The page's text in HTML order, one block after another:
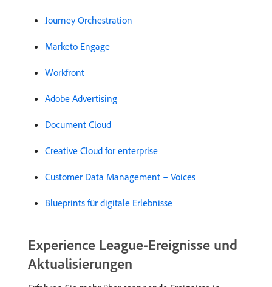
Journey Orchestration
Marketo Engage
Workfront
Adobe Advertising
Document Cloud
Creative Cloud for enterprise
Customer Data Management – Voices
Blueprints für digitale Erlebnisse
Experience League-Ereignisse und
Aktualisierungen